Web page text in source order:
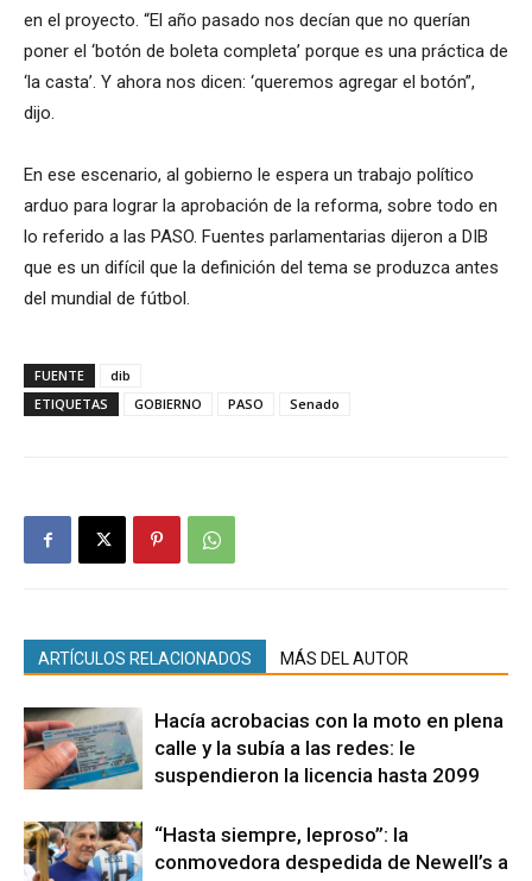
en el proyecto. “El año pasado nos decían que no querían
poner el ‘botón de boleta completa’ porque es una práctica de
‘la casta’. Y ahora nos dicen: ‘queremos agregar el botón”,
dijo.
En ese escenario, al gobierno le espera un trabajo político
arduo para lograr la aprobación de la reforma, sobre todo en
lo referido a las PASO. Fuentes parlamentarias dijeron a DIB
que es un difícil que la definición del tema se produzca antes
del mundial de fútbol.
FUENTE
dib
ETIQUETAS
GOBIERNO PASO Senado
ARTÍCULOS RELACIONADOS MÁS DEL AUTOR
Hacía acrobacias con la moto en plena
calle y la subía a las redes: le
suspendieron la licencia hasta 2099
“Hasta siempre, leproso”: la
conmovedora despedida de Newell’s a